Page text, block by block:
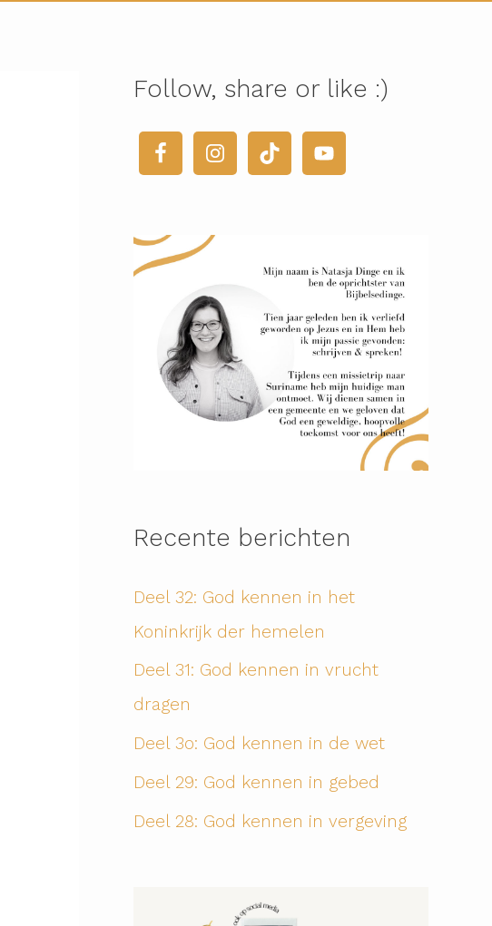
Follow, share or like :)
Recente berichten
Deel 32: God kennen in het
Koninkrijk der hemelen
Deel 31: God kennen in vrucht
dragen
Deel 3o: God kennen in de wet
Deel 29: God kennen in gebed
Deel 28: God kennen in vergeving